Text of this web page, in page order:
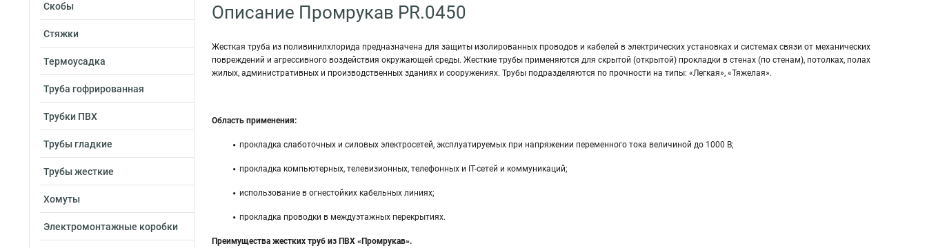
Скобы
Стяжки
Термоусадка
Труба гофрированная
Трубки ПВХ
Трубы гладкие
Трубы жесткие
Хомуты
Электромонтажные коробки
Описание Промрукав PR.0450
Жесткая труба из поливинилхлорида предназначена для защиты изолированных проводов и кабелей в электрических установках и системах связи от механических
повреждений и агрессивного воздействия окружающей среды. Жесткие трубы применяются для скрытой (открытой) прокладки в стенах (по стенам), потолках, полах
жилых, административных и производственных зданиях и сооружениях. Трубы подразделяются по прочности на типы: «Легкая», «Тяжелая».
Область применения:
прокладка слаботочных и силовых электросетей, эксплуатируемых при напряжении переменного тока величиной до 1000 В;
прокладка компьютерных, телевизионных, телефонных и IT-сетей и коммуникаций;
использование в огнестойких кабельных линиях;
прокладка проводки в междуэтажных перекрытиях.
Преимущества жестких труб из ПВХ «Промрукав».